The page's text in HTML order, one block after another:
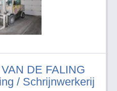
DE FALING
/ Schrijnwerkerij